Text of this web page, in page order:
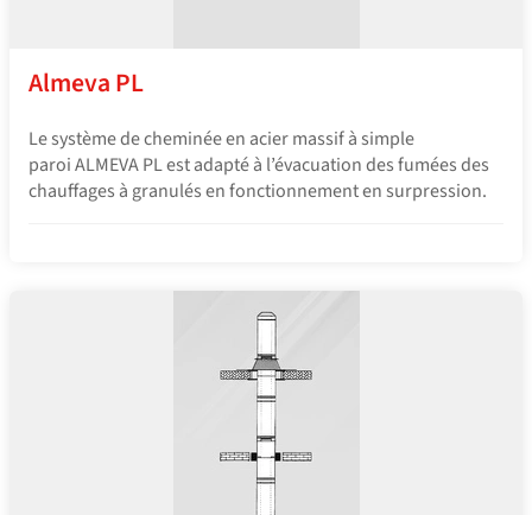
Almeva PL
Le système de cheminée en acier massif à simple
paroi ALMEVA PL est adapté à l’évacuation des fumées des
chauffages à granulés en fonctionnement en surpression.